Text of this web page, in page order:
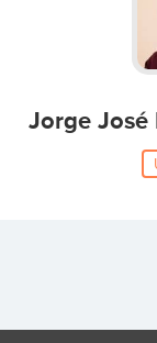
Jorge José